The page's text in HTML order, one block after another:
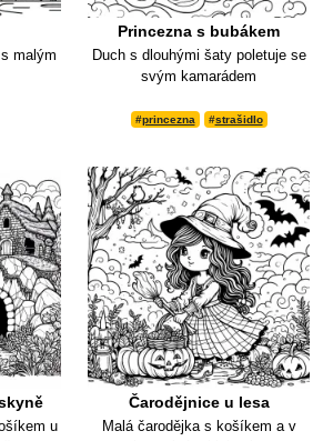
malým
Princezna s bubákem
Duch s dlouhými šaty poletuje se
svým kamarádem
#princezna #strašidlo
u
Čarodějnice u lesa
Malá čarodějka s košíkem a v